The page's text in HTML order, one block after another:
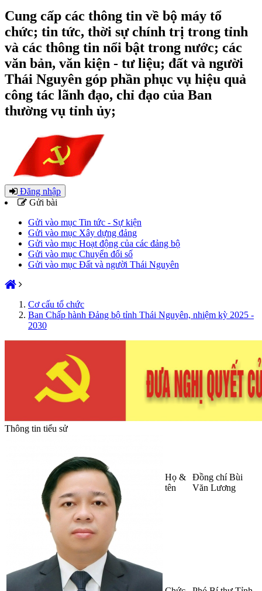
Cung cấp các thông tin về bộ máy tổ
chức; tin tức, thời sự chính trị trong tỉnh
và các thông tin nổi bật trong nước; các
văn bản, văn kiện - tư liệu; đất và người
Thái Nguyên góp phần phục vụ hiệu quả
công tác lãnh đạo, chỉ đạo của Ban
thường vụ tỉnh ủy;
Đăng nhập
Gửi bài
Gửi vào mục Tin tức - Sự kiện
Gửi vào mục Xây dựng đảng
Gửi vào mục Hoạt động của các đảng bộ
Gửi vào mục Chuyển đổi số
Gửi vào mục Đất và người Thái Nguyên
Cơ cấu tổ chức
Ban Chấp hành Đảng bộ tỉnh Thái Nguyên, nhiệm kỳ 2025 -
2030
Thông tin tiểu sử
Họ &
tên
Đồng chí Bùi
Văn Lương